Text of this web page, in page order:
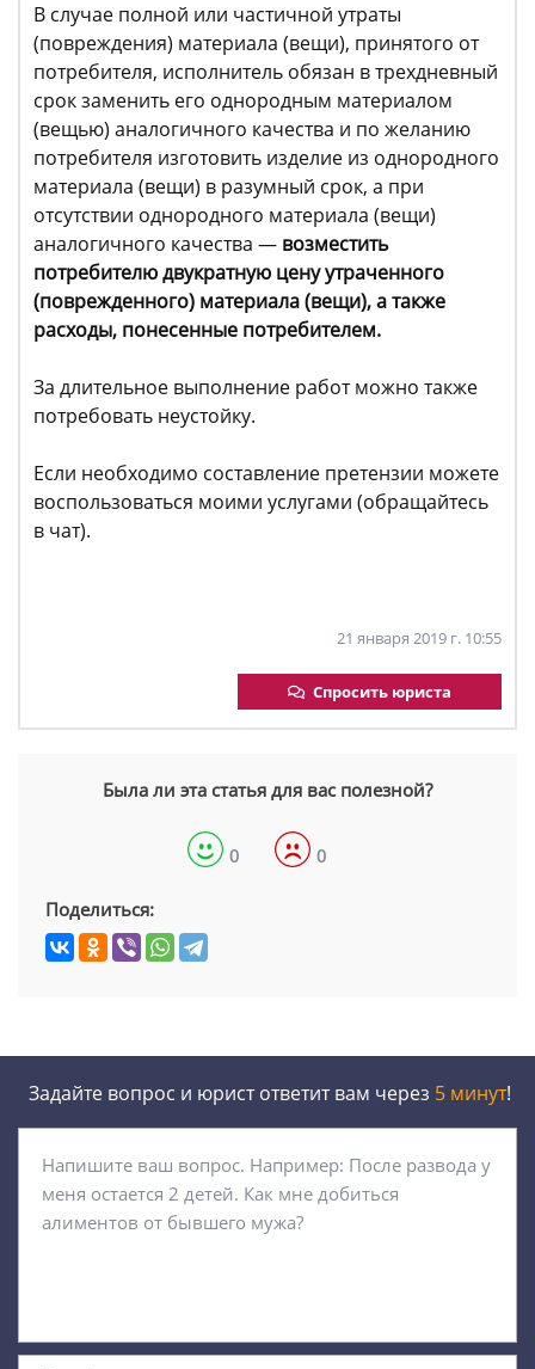
В случае полной или частичной утраты
(повреждения) материала (вещи), принятого от
потребителя, исполнитель обязан в трехдневный
срок заменить его однородным материалом
(вещью) аналогичного качества и по желанию
потребителя изготовить изделие из однородного
материала (вещи) в разумный срок, а при
отсутствии однородного материала (вещи)
аналогичного качества — возместить
потребителю двукратную цену утраченного
(поврежденного) материала (вещи), а также
расходы, понесенные потребителем.
За длительное выполнение работ можно также
потребовать неустойку.
Если необходимо составление претензии можете
воспользоваться моими услугами (обращайтесь
в чат).
21 января 2019 г. 10:55
Спросить юриста
Была ли эта статья для вас полезной?
0 0
Поделиться:
Задайте вопрос и юрист ответит вам через 5 минут!